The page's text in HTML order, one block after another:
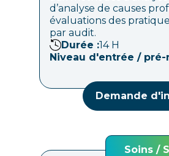
d’analyse de causes
évaluations des
par audit.
Durée :14H
Niveau d'entrée / pré-
Demande
Soins /